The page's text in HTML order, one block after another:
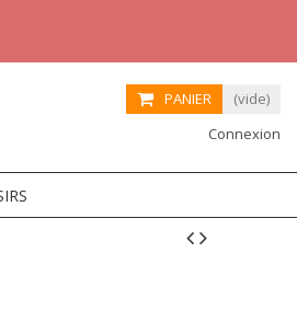
PANIER
(vide)
Connexion